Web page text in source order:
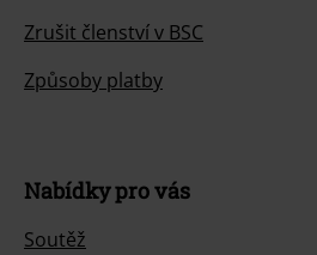
Zrušit členství v BSC
Způsoby platby
Nabídky pro vás
Soutěž